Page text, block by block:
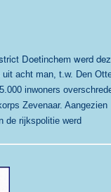
Doetinchem werd
uit acht man, t.w. Den
inwoners
Zevenaar. Aangezien
de rijkspolitie werd